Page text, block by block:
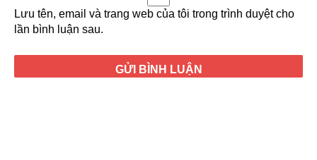
Lưu tên, email và trang web của tôi trong trình duyệt cho
lần bình luận sau.